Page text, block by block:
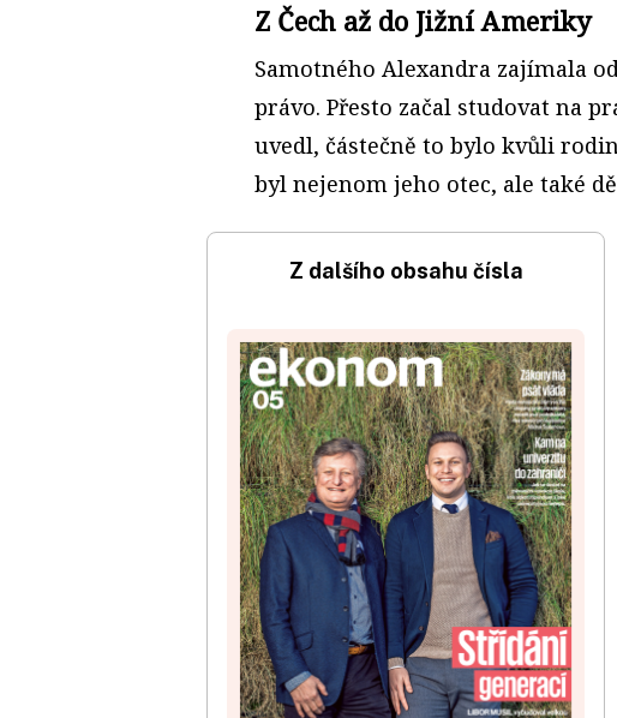
Z Čech až do Jižní Ameriky
Samotného Alexandra zajímala
právo. Přesto začal studovat na
uvedl, částečně to bylo kvůli
byl nejenom jeho otec, ale také
Z dalšího obsahu čísla